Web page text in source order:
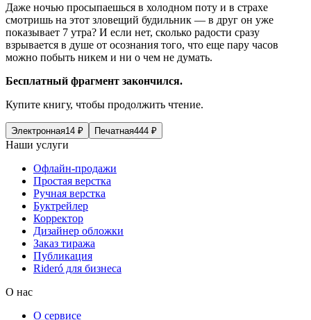
Даже ночью просыпаешься в холодном поту и в страхе
смотришь на этот зловещий будильник — в друг он уже
показывает 7 утра? И если нет, сколько радости сразу
взрывается в душе от осознания того, что еще пару часов
можно побыть никем и ни о чем не думать.
Бесплатный фрагмент закончился.
Купите книгу, чтобы продолжить чтение.
Электронная14 ₽ Печатная444 ₽
Наши услуги
Офлайн-продажи
Простая верстка
Ручная верстка
Буктрейлер
Корректор
Дизайнер обложки
Заказ тиража
Публикация
Rideró для бизнеса
О нас
О сервисе